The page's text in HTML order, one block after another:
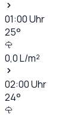
01:00Uhr
25°
0,0L/m²
02:00Uhr
24°